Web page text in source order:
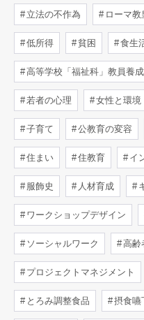
立法の不作為 ローマ教
低所得 貧困 食生
高等学校「福祉科」教員養成
若者の心理 女性と環境
子育て 公教育の変容
住まい 住教育 イ
服飾史 人材育成
ワークショップデザイン
ソーシャルワーク 高齢
プロジェクトマネジメント
とろみ調整食品 摂食嚥